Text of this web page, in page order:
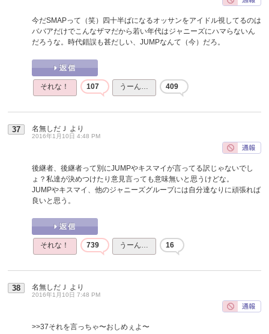
今だSMAPって（笑）四十半ばになるオッサンをアイドル視してるのは
ババアだけでこんなザマだから若い年代はジャニーズにハマらないん
だろうな。時代錯誤も甚だしい、JUMPなんて（今）だろ。
それな！ 107 うーん… 409
37 名無しだＪ より
2016年1月10日 4:48 PM
後継者、後継者って別にJUMPやキスマイが言ってる訳じゃないでし
ょ？私達が決めつけたり意見言っても意味無いと思うけどな。
JUMPやキスマイ、他のジャニーズグループには自分達なりに頑張れば
良いと思う。
それな！ 739 うーん… 16
38 名無しだＪ より
2016年1月10日 7:48 PM
>>37それを言っちゃ〜おしめぇよ〜